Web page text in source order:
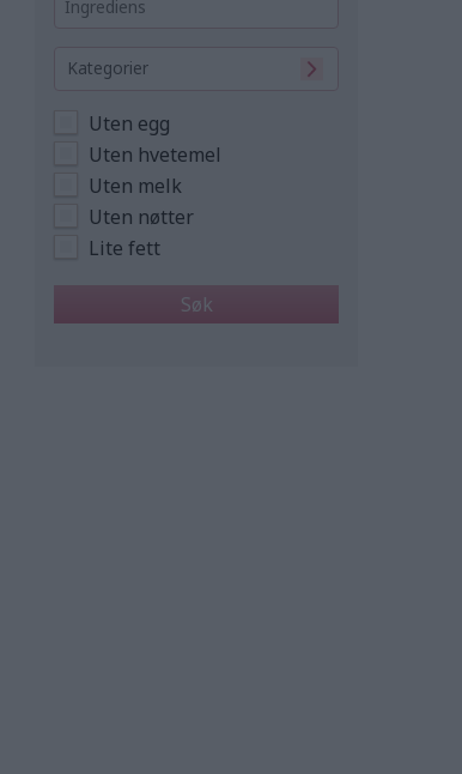
Kategorier
Uten egg
Uten hvetemel
Uten melk
Uten nøtter
Lite fett